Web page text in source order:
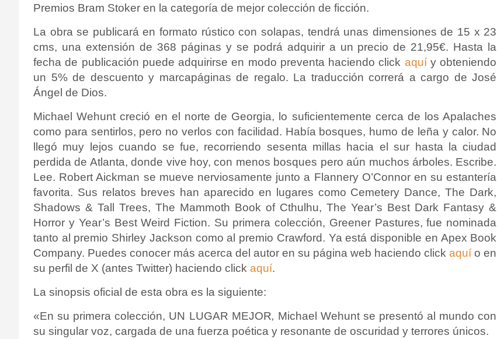
Premios Bram Stoker en la categoría de mejor colección de ficción.
La obra se publicará en formato rústico con solapas, tendrá unas dimensiones de 15 x 23
cms, una extensión de 368 páginas y se podrá adquirir a un precio de 21,95€. Hasta la
fecha de publicación puede adquirirse en modo preventa haciendo click aquíy obteniendo
un 5% de descuento y marcapáginas de regalo. La traducción correrá a cargo de José
Ángel de Dios.
Michael Wehunt creció en el norte de Georgia, lo suficientemente cerca de los Apalaches
como para sentirlos, pero no verlos con facilidad. Había bosques, humo de leña y calor. No
llegó muy lejos cuando se fue, recorriendo sesenta millas hacia el sur hasta la ciudad
perdida de Atlanta, donde vive hoy, con menos bosques pero aún muchos árboles. Escribe.
Lee. Robert Aickman se mueve nerviosamente junto a Flannery O’Connor en su estantería
favorita. Sus relatos breves han aparecido en lugares como Cemetery Dance, The Dark,
Shadows & Tall Trees, The Mammoth Book of Cthulhu, The Year’s Best Dark Fantasy &
Horror y Year’s Best Weird Fiction. Su primera colección, Greener Pastures, fue nominada
tanto al premio Shirley Jackson como al premio Crawford. Ya está disponible en Apex Book
Company. Puedes conocer más acerca del autor en su página web haciendo clickaquí o en
su perfil de X (antes Twitter) haciendo click aquí.
La sinopsis oficial de esta obra es la siguiente:
«En su primera colección, UN LUGAR MEJOR, Michael Wehunt se presentó al mundo con
su singular voz, cargada de una fuerza poética y resonante de oscuridad y terrores únicos.